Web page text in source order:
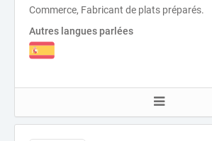
Commerce, Fabricant de plats préparés.
Autres langues parlées